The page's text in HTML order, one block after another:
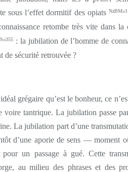
sous l’effet dormitif des opiats NzBM°
retombe très vite dans la
°355 : la jubilation de l’homme de
de sécurité retrouvée ?
grégaire qu’est le bonheur, ce
voire tantrique. La jubilation passe
La jubilation part d’une
d’une aporie de sens — moment
pour un passage à gué. Cette
au milieu des phrases et des